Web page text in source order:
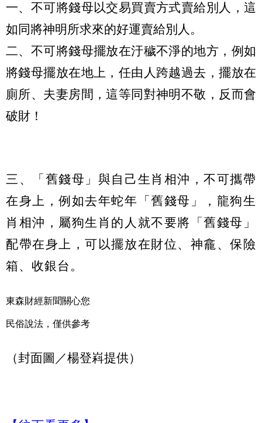
一、不可將錢母以交易買賣方式賣給別人，這
如同將神明所求來的好運賣給別人。
二、不可將錢母擺放在汙穢不淨的地方，例如
將錢母擺放在地上，任由人跨越過去，擺放在
廁所、夫妻房間，這等同對神明不敬，反而會
破財！
三、「舊錢母」與自己生肖相沖，不可攜帶
在身上，例如去年蛇年「舊錢母」，龍狗生
肖相沖，屬狗生肖的人就不要將「舊錢母」
配帶在身上，可以擺放在財位、神龕、保險
箱、收銀台。
東森財經新聞關心您
民俗說法，僅供參考
（封面圖／楊登嵙提供）